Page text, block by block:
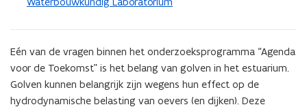
Toekomst
het
estuarium.
Analyse
Eén van de vragen binnen het onderzoeksprogramma “Agenda
voor de Toekomst” is het belang van golven in het estuarium.
Golven kunnen belangrijk zijn wegens hun effect op de
hydrodynamische belasting van oevers (en dijken). Deze